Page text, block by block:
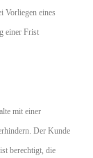
Vorliegen eines
einer Frist
mit einer
Der Kunde
berechtigt, die